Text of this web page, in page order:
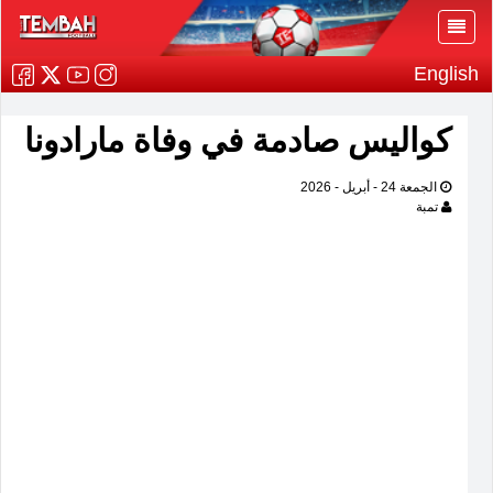
English
كواليس صادمة في وفاة مارادونا
الجمعة 24 - أبريل - 2026
تمبة